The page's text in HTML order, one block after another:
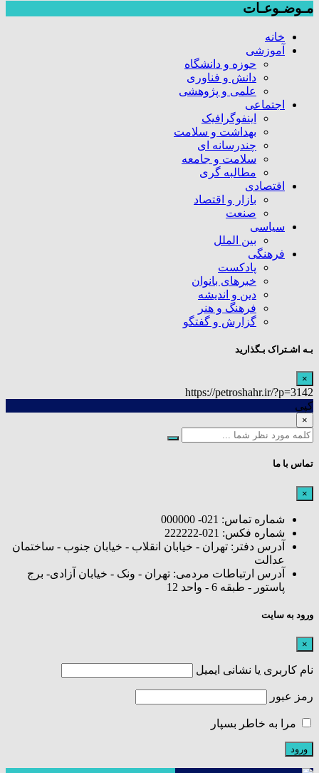
مـوضـوعـات
خانه
آموزشی
حوزه و دانشگاه
دانش و فناوری
علمی و پژوهشی
اجتماعی
اینفوگرافیک
بهداشت و سلامت
چندرسانه ای
سلامت و جامعه
مطالبه گری
اقتصادی
بازار و اقتصاد
صنعت
سیاسی
بین الملل
فرهنگی
پادکست
خبرهای بانوان
دین و اندیشه
فرهنگ و هنر
گزارش و گفتگو
بـه اشـتراک بـگذارید
×
https://petroshahr.ir/?p=3142
کپی
×
تماس با ما
×
شماره تماس: 021- 000000
شماره فکس: 021-222222
آدرس دفتر: تهران - خیابان انقلاب - خیابان جنوب - ساختمان
عدالت
آدرس ارتباطات مردمی: تهران - ونک - خیابان آزادی- برج
پاستور - طبقه 6 - واحد 12
ورود به سایت
×
نام کاربری یا نشانی ایمیل
رمز عبور
مرا به خاطر بسپار